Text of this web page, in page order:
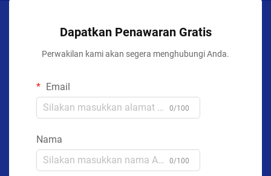
Dapatkan Penawaran Gratis
Perwakilan kami akan segera menghubungi Anda.
Email
0/100
Nama
0/100